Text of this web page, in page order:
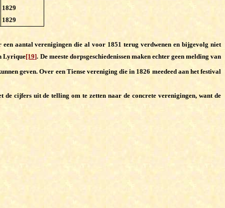
1829
1829
aantal verenigingen die al voor 1851 terug verdwenen en bijgevolg niet
Lyrique[19]. De meeste dorpsgeschiedenissen maken echter geen melding van
geven. Over een Tiense vereniging die in 1826 meedeed aan het festival
cijfers uit de telling om te zetten naar de concrete verenigingen, want de